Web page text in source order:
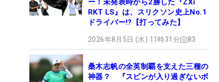
ー！未発表時から2勝した『ZXi
RKT LS』は、スリクソン史上No.1
ドライバー!?【打ってみた】
2026年8月5日 (水) 11時31分 83
桑木志帆の全英制覇を支えた三種の
神器？ 『スピンが入り過ぎないボ